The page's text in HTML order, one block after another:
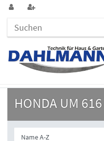
HONDA UM 616